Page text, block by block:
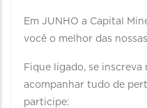
Em JUNHO a Capital
você o melhor das
Fique ligado, se inscreva
acompanhar tudo de
participe: